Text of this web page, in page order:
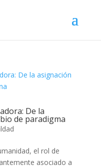
De la
de paradigma
el rol de
asociado a